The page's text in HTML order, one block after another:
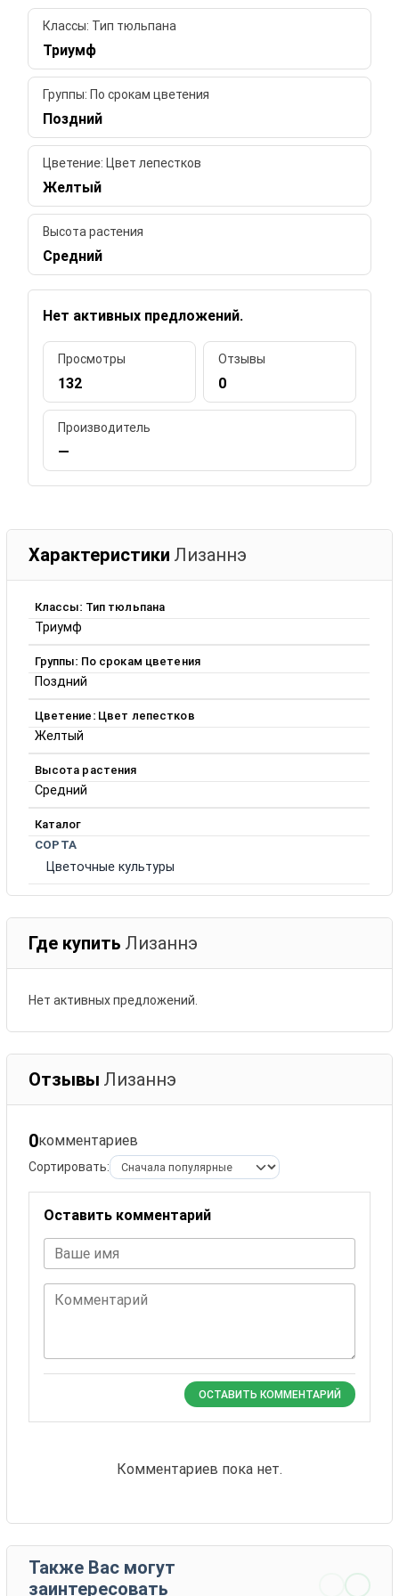
Классы: Тип тюльпана
Триумф
Группы: По срокам цветения
Поздний
Цветение: Цвет лепестков
Желтый
Высота растения
Средний
Нет активных предложений.
Просмотры
132
Отзывы
0
Производитель
—
Характеристики Лизаннэ
Классы: Тип тюльпана
Триумф
Группы: По срокам цветения
Поздний
Цветение: Цвет лепестков
Желтый
Высота растения
Средний
Каталог
СОРТА
Цветочные культуры
Где купить Лизаннэ
Нет активных предложений.
Отзывы Лизаннэ
0комментариев
Сортировать:
Оставить комментарий
Ваше имя
Комментарий
ОСТАВИТЬ КОММЕНТАРИЙ
Комментариев пока нет.
Также Вас могут
заинтересовать